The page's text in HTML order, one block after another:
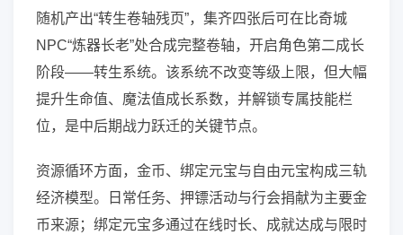
随机产出“转生卷轴残页”，集齐四张后可在比奇城
NPC“炼器长老”处合成完整卷轴，开启角色第二成长
阶段——转生系统。该系统不改变等级上限，但大幅
提升生命值、魔法值成长系数，并解锁专属技能栏
位，是中后期战力跃迁的关键节点。
资源循环方面，金币、绑定元宝与自由元宝构成三轨
经济模型。日常任务、押镖活动与行会捐献为主要金
币来源；绑定元宝多通过在线时长、成就达成与限时